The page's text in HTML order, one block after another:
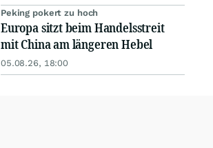
Peking pokert zu hoch
Europa sitzt beim Handelsstreit
mit China am längeren Hebel
05.08.26, 18:00